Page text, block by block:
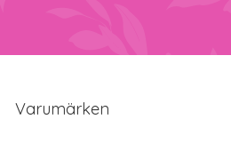
Varumärken